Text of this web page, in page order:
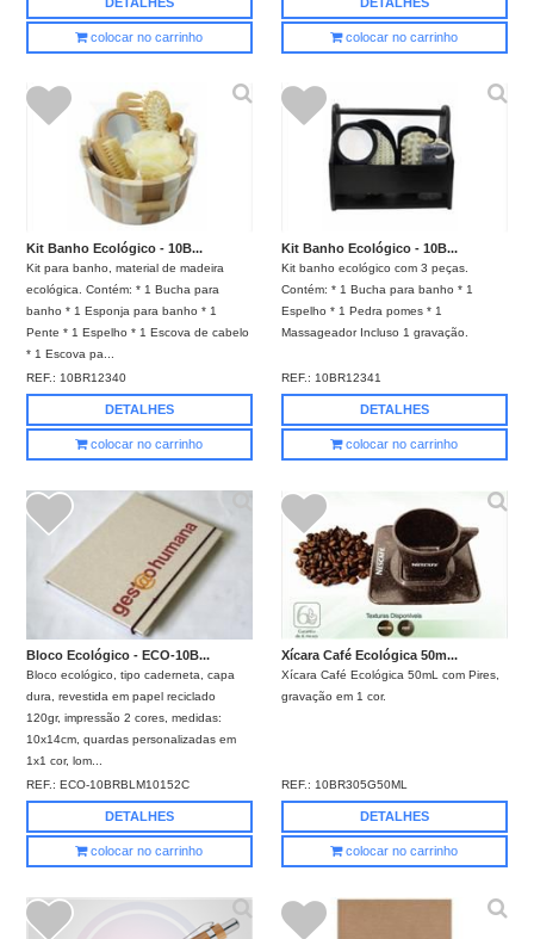
colocar no carrinho colocar no carrinho
Kit Banho Ecológico - 10B...
Kit para banho, material de madeira
ecológica. Contém: * 1 Bucha para
banho * 1 Esponja para banho * 1
Pente * 1 Espelho * 1 Escova de cabelo
* 1 Escova pa...
REF.:10BR12340
DETALHES
colocar no carrinho
Kit Banho Ecológico - 10B...
Kit banho ecológico com 3 peças.
Contém: * 1 Bucha para banho * 1
Espelho * 1 Pedra pomes * 1
Massageador Incluso 1 gravação.
REF.:10BR12341
DETALHES
colocar no carrinho
Bloco Ecológico - ECO-10B...
Bloco ecológico, tipo caderneta, capa
dura, revestida em papel reciclado
120gr, impressão 2 cores, medidas:
10x14cm, quardas personalizadas em
1x1 cor, lom...
REF.: ECO-10BRBLM10152C
DETALHES
colocar no carrinho
Xícara Café Ecológica 50m...
Xícara Café Ecológica 50mL com Pires,
gravação em 1 cor.
REF.:10BR305G50ML
DETALHES
colocar no carrinho